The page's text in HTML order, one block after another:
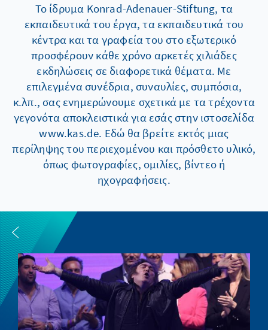
Το ίδρυμα Konrad-Adenauer-Stiftung, τα
εκπαιδευτικά του έργα, τα εκπαιδευτικά του
κέντρα και τα γραφεία του στο εξωτερικό
προσφέρουν κάθε χρόνο αρκετές χιλιάδες
εκδηλώσεις σε διαφορετικά θέματα. Με
επιλεγμένα συνέδρια, συναυλίες, συμπόσια,
κ.λπ., σας ενημερώνουμε σχετικά με τα τρέχοντα
γεγονότα αποκλειστικά για εσάς στην ιστοσελίδα
www.kas.de. Εδώ θα βρείτε εκτός μιας
περίληψης του περιεχομένου και πρόσθετο υλικό,
όπως φωτογραφίες, ομιλίες, βίντεο ή
ηχογραφήσεις.